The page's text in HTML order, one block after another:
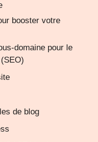
booster votre
domaine pour le
de blog